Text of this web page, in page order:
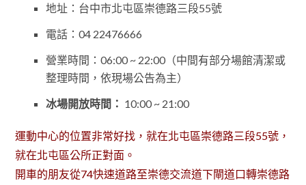
地址：台中市北屯區崇德路三段55號
電話：04 22476666
營業時間：06:00 ~ 22:00（中間有部分場館清潔或
整理時間，依現場公告為主）
冰場開放時間： 10:00 ~ 21:00
運動中心的位置非常好找，就在北屯區崇德路三段55號，
就在北屯區公所正對面。
開車的朋友從74快速道路至崇德交流道下閘道口轉崇德路